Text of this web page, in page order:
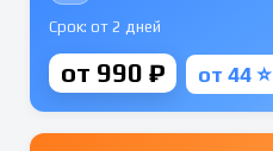
Срок: от 2 дней
от 990 ₽ от 44 ⭐